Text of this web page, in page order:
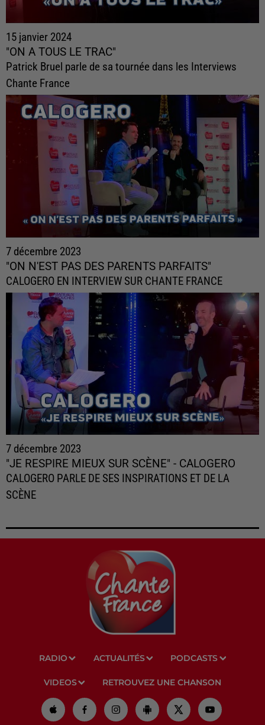
15 janvier 2024
"ON A TOUS LE TRAC"
Patrick Bruel parle de sa tournée dans les Interviews
Chante France
7 décembre 2023
"ON N'EST PAS DES PARENTS PARFAITS"
CALOGERO EN INTERVIEW SUR CHANTE FRANCE
7 décembre 2023
"JE RESPIRE MIEUX SUR SCÈNE" - CALOGERO
CALOGERO PARLE DE SES INSPIRATIONS ET DE LA
SCÈNE
RADIO ACTUALITÉS PODCASTS
VIDEOS RETROUVEZ UNE CHANSON